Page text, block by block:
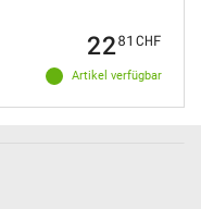
Artikel verfügbar
2281 CHF